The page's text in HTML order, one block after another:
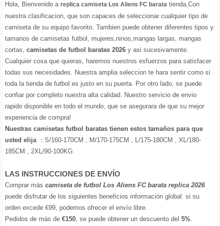
Hola, Bienvenido a replica camiseta Los Aliens FC barata tienda,Con
nuestra clasificacion, que son capaces de seleccionar cualquier tipo de
camiseta de su equipo favorito. Tambien puede obtener diferentes tipos y
tamanos de camisetas futbol, mujeres,ninos,mangas largas, mangas
cortas, camisetas de futbol baratas 2026 y asi sucesivamente.
Cualquier cosa que quieras, haremos nuestros esfuerzos para satisfacer
todas sus necesidades. Nuestra amplia seleccion te hara sentir como si
toda la tienda de futbol es justo en su puerta. Por otro lado, se puede
confiar por completo nuestra alta calidad. Nuestro servicio de envio
rapido disponible en todo el mundo, que se asegurara de que su mejor
experiencia de compra!
Nuestras camisetas futbol baratas tienen estos tamaños para que
usted elija：S/160-170CM , M/170-175CM , L/175-180CM , XL/180-
185CM , 2XL/90-100KG
LAS INSTRUCCIONES DE ENVÍO
Comprar más camiseta de futbol Los Aliens FC barata replica 2026
puede disfrutar de los siguientes beneficios información global: si su
orden excede €99, podemos ofrecer el envío libre.
Pedidos de más de €150, se puede obtener un descuento del 5%.